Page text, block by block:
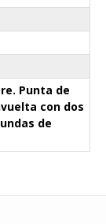
Punta de
con dos
de